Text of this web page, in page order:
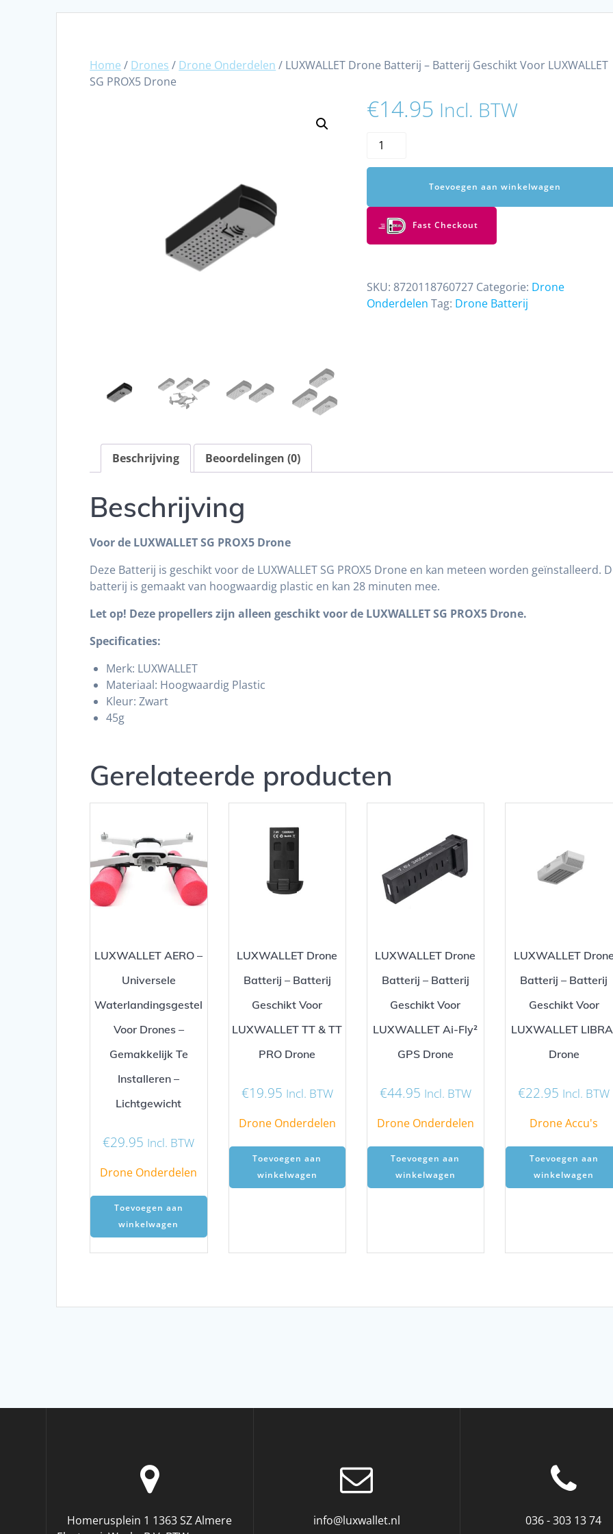
Home / Drones / Drone Onderdelen / LUXWALLET Drone Batterij – Batterij Geschikt Voor LUXWALLET
SG PROX5 Drone
€14.95 Incl. BTW
LUXWALLET
Batterij
Batterij
Geschikt
Voor
PROX5
Drone
Toevoegen aan winkelwagen
Fast Checkout
SKU: 8720118760727 Categorie: Drone
Onderdelen Tag: Drone Batterij
Beschrijving Beoordelingen (0)
Beschrijving
Voor de LUXWALLETSG PROX5 Drone
Deze Batterij is geschikt voor de LUXWALLET SG PROX5 Drone en kan meteen worden geïnstalleerd.
batterij is gemaakt van hoogwaardig plastic en kan 28 minuten mee.
Let op! Deze propellers zijn alleen geschikt voor de LUXWALLET SG PROX5 Drone.
Specificaties:
Merk: LUXWALLET
Materiaal: Hoogwaardig Plastic
Kleur: Zwart
45g
Gerelateerde producten
LUXWALLET AERO –
Universele
Waterlandingsgestel
Voor Drones –
Gemakkelijk Te
Installeren –
Lichtgewicht
€29.95 Incl. BTW
Drone Onderdelen
Toevoegen aan
winkelwagen
LUXWALLET Drone
Batterij – Batterij
Geschikt Voor
LUXWALLET TT & TT
PRO Drone
€19.95 Incl. BTW
Drone Onderdelen
Toevoegen aan
winkelwagen
LUXWALLET Drone
Batterij – Batterij
Geschikt Voor
LUXWALLET Ai-Fly²
GPS Drone
€44.95 Incl. BTW
Drone Onderdelen
Toevoegen aan
winkelwagen
LUXWALLET
Batterij – Batterij
Geschikt Voor
LUXWALLET
Drone
€22.95 Incl. BTW
Drone Accu's
Toevoegen aan
winkelwagen
Homerusplein 1 1363 SZ Almere
info@luxwallet.nl 036 - 303 13 74